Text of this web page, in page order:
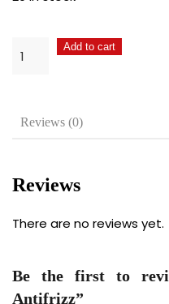
Remington
Add to cart
Reviews (0)
Reviews
There are no reviews yet.
Be the first to
Antifrizz”